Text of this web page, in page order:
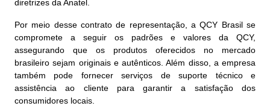
diretrizes da Anatel.
Por meio desse contrato de representação, a QCY Brasil se
compromete a seguir os padrões e valores da QCY,
assegurando que os produtos oferecidos no mercado
brasileiro sejam originais e autênticos. Além disso, a empresa
também pode fornecer serviços de suporte técnico e
assistência ao cliente para garantir a satisfação dos
consumidores locais.